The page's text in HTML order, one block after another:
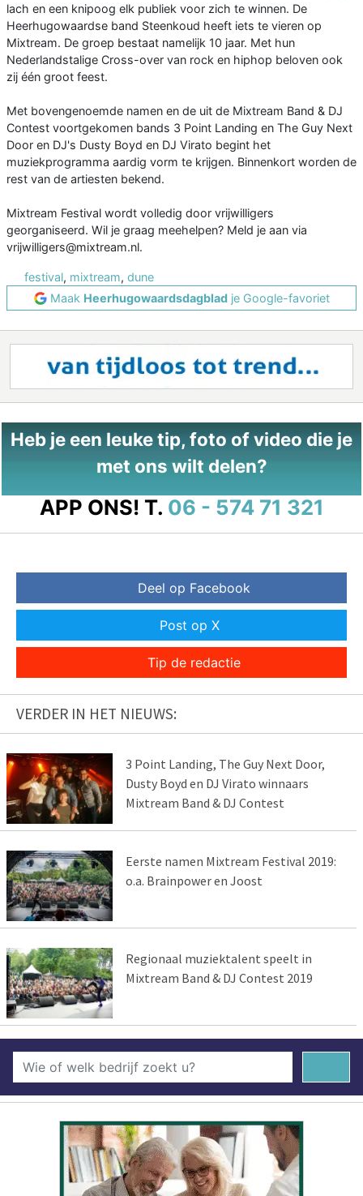
lach en een knipoog elk publiek voor zich te winnen. De
Heerhugowaardse band Steenkoud heeft iets te vieren op
Mixtream. De groep bestaat namelijk 10 jaar. Met hun
Nederlandstalige Cross-over van rock en hiphop beloven ook
zij één groot feest.
Met bovengenoemde namen en de uit de Mixtream Band & DJ
Contest voortgekomen bands 3 Point Landing en The Guy Next
Door en DJ's Dusty Boyd en DJ Virato begint het
muziekprogramma aardig vorm te krijgen. Binnenkort worden de
rest van de artiesten bekend.
Mixtream Festival wordt volledig door vrijwilligers
georganiseerd. Wil je graag meehelpen? Meld je aan via
vrijwilligers@mixtream.nl.
festival, mixtream, dune
Maak Heerhugowaardsdagbladje Google-favoriet
Heb je een leuke tip, foto of video die je
met ons wilt delen?
APP ONS! T. 06 - 574 71 321
Deel op Facebook
Post op X
Tip de redactie
VERDER IN HET NIEUWS:
3 Point Landing, The Guy Next Door,
Dusty Boyd en DJ Virato winnaars
Mixtream Band & DJ Contest
Eerste namen Mixtream Festival 2019:
o.a. Brainpower en Joost
Regionaal muziektalent speelt in
Mixtream Band & DJ Contest 2019